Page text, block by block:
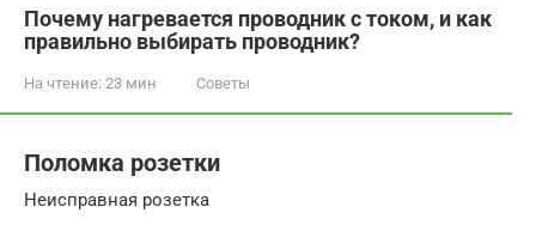
Почему нагревается проводник с током, и как
правильно выбирать проводник?
На чтение: 23 мин Советы
Поломка розетки
Неисправная розетка